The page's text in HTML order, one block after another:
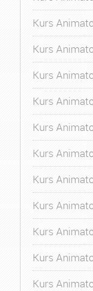
Kurs
Kurs
Kurs
Kurs
Kurs
Kurs
Kurs
Kurs
Kurs
Kurs
Kurs